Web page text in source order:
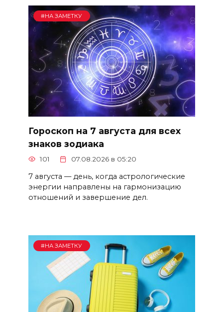
#НА ЗАМЕТКУ
Гороскоп на 7 августа для всех
знаков зодиака
101 07.08.2026 в 05:20
7 августа — день, когда астрологические
энергии направлены на гармонизацию
отношений и завершение дел.
#НА ЗАМЕТКУ